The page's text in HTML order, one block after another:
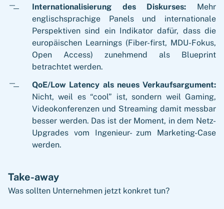
Internationalisierung des Diskurses: Mehr
englischsprachige Panels und internationale
Perspektiven sind ein Indikator dafür, dass die
europäischen Learnings (Fiber-first, MDU-Fokus,
Open Access) zunehmend als Blueprint
betrachtet werden.
QoE/Low Latency als neues Verkaufsargument:
Nicht, weil es “cool” ist, sondern weil Gaming,
Videokonferenzen und Streaming damit messbar
besser werden. Das ist der Moment, in dem Netz-
Upgrades vom Ingenieur- zum Marketing-Case
werden.
Take-away
Was sollten Unternehmen jetzt konkret tun?